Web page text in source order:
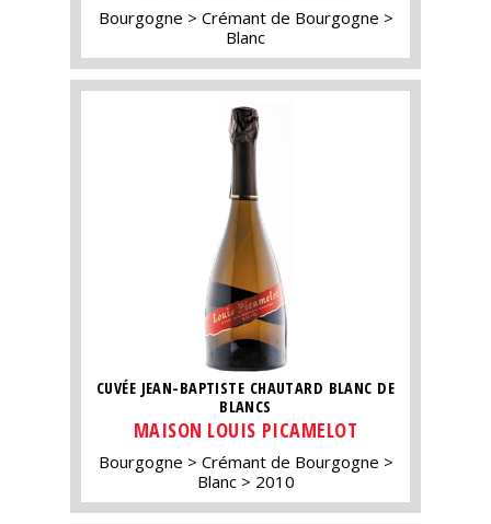
Bourgogne
Crémant de Bourgogne
Blanc
CUVÉE JEAN-BAPTISTE CHAUTARD BLANC DE
BLANCS
MAISON LOUIS PICAMELOT
Bourgogne
Crémant de Bourgogne
Blanc
2010